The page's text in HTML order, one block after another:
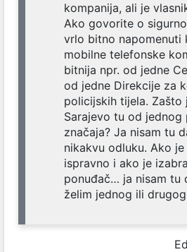
kompanija, ali je
Ako govorite o
vrlo bitno napomenuti
mobilne telefonske
bitnija npr. od jedne
od jedne Direkcije za
policijskih tijela. Zašto
Sarajevo tu od jednog
značaja? Ja nisam tu
nikakvu odluku. Ako
ispravno i ako je
ponuđač… ja nisam tu
želim jednog ili